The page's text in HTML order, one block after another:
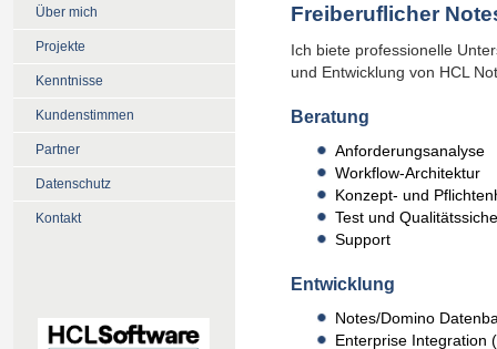
Freiberuflicher
Ich biete professionelle
und Entwicklung von HCL
Beratung
Anforderungsanalyse
Workflow-Architektur
Konzept- und
Test und
Support
Entwicklung
Notes/Domino
Enterprise Integration
Über mich
Projekte
Kenntnisse
Kundenstimmen
Partner
Datenschutz
Kontakt